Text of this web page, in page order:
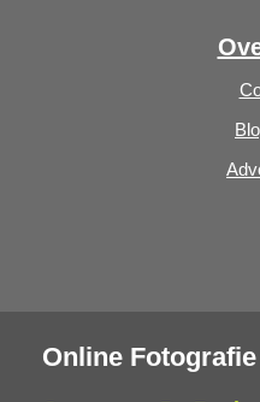
Online